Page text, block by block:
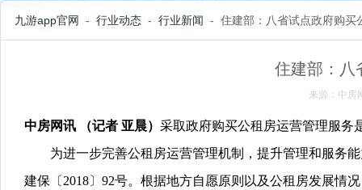
九游app官网 - 行业动态 - 行业新闻 - 住建部：八省试点政府购买
住建部：八
来源：中房
中房网讯 （记者 亚晨） 采取政府购买公租房运营管理服务
为进一步完善公租房运营管理机制，提升管理和服务能
建保〔2018〕92号。根据地方自愿原则以及公租房发展情